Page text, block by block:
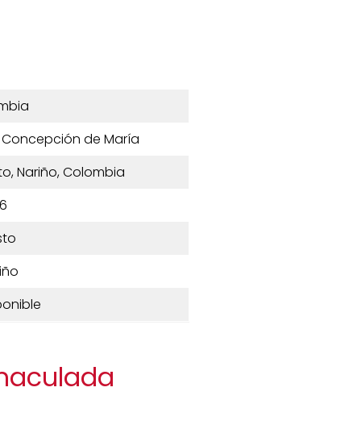
de María
Nariño, Colombia